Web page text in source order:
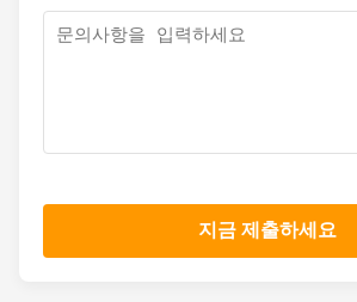
지금 제출하세요